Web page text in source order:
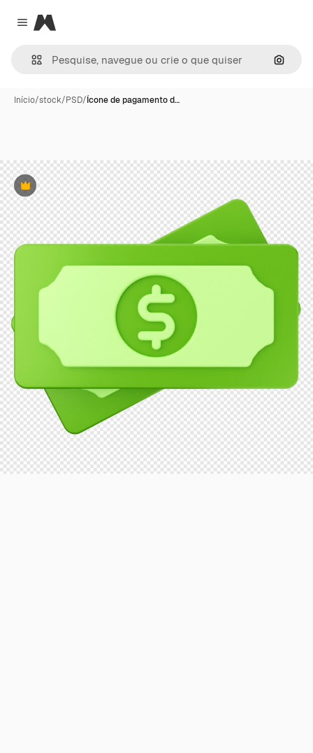
Close menu
Magnific
Início/stock/PSD/Ícone de pagamento d…
Premium